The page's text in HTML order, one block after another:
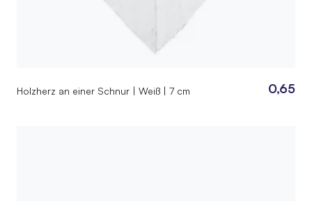
Holzherz an einer Schnur | Weiß | 7 cm 0,65